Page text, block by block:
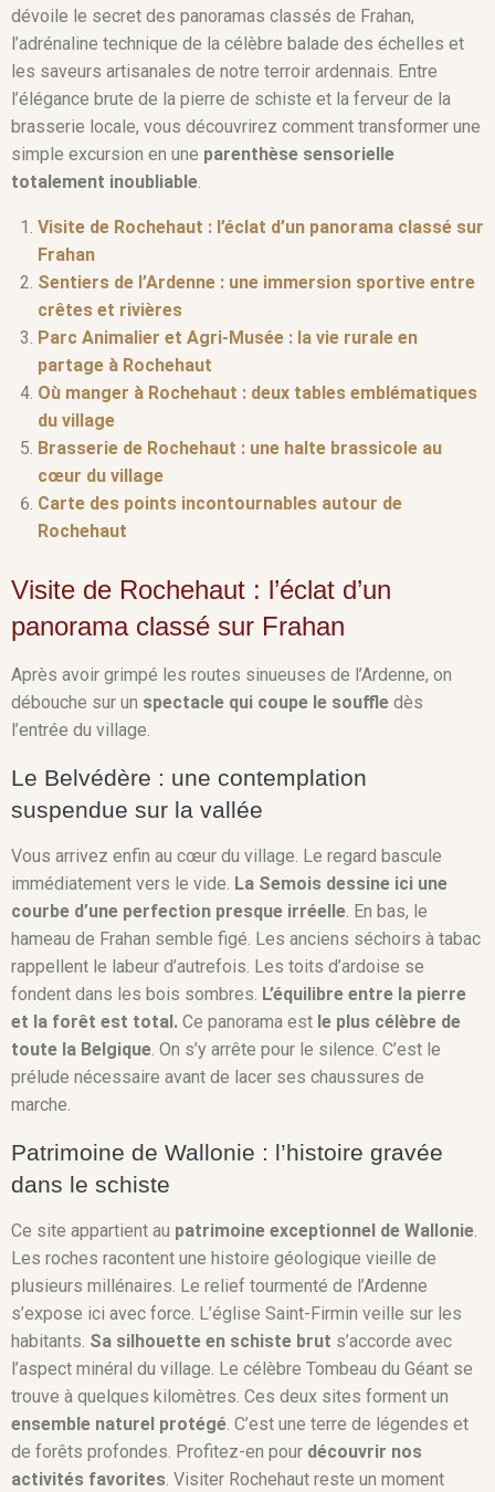
dévoile le secret des panoramas classés de Frahan,
l’adrénaline technique de la célèbre balade des échelles et
les saveurs artisanales de notre terroir ardennais. Entre
l’élégance brute de la pierre de schiste et la ferveur de la
brasserie locale, vous découvrirez comment transformer une
simple excursion en une parenthèse sensorielle
totalement inoubliable.
Visite de Rochehaut : l’éclat d’un panorama classé sur
Frahan
Sentiers de l’Ardenne : une immersion sportive entre
crêtes et rivières
Parc Animalier et Agri-Musée : la vie rurale en
partage à Rochehaut
Où manger à Rochehaut : deux tables emblématiques
du village
Brasserie de Rochehaut : une halte brassicole au
cœur du village
Carte des points incontournables autour de
Rochehaut
Visite de Rochehaut : l’éclat d’un
panorama classé sur Frahan
Après avoir grimpé les routes sinueuses de l’Ardenne, on
débouche sur un spectacle qui coupe le souffle dès
l’entrée du village.
Le Belvédère : une contemplation
suspendue sur la vallée
Vous arrivez enfin au cœur du village. Le regard bascule
immédiatement vers le vide. La Semois dessine ici une
courbe d’une perfection presque irréelle. En bas, le
hameau de Frahan semble figé. Les anciens séchoirs à tabac
rappellent le labeur d’autrefois. Les toits d’ardoise se
fondent dans les bois sombres. L’équilibre entre la pierre
et la forêt est total. Ce panorama est le plus célèbre de
toute la Belgique. On s’y arrête pour le silence. C’est le
prélude nécessaire avant de lacer ses chaussures de
marche.
Patrimoine de Wallonie : l’histoire gravée
dans le schiste
Ce site appartient au patrimoine exceptionnel de Wallonie.
Les roches racontent une histoire géologique vieille de
plusieurs millénaires. Le relief tourmenté de l’Ardenne
s’expose ici avec force. L’église Saint-Firmin veille sur les
habitants. Sa silhouette en schiste brut s’accorde avec
l’aspect minéral du village. Le célèbre Tombeau du Géant se
trouve à quelques kilomètres. Ces deux sites forment un
ensemble naturel protégé. C’est une terre de légendes et
de forêts profondes. Profitez-en pour découvrir nos
activités favorites. Visiter Rochehaut reste un moment